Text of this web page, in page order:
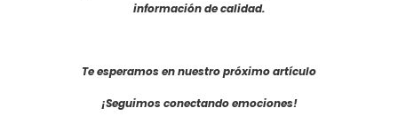
información de calidad.
Te esperamos en nuestro próximo artículo
¡Seguimos conectando emociones!